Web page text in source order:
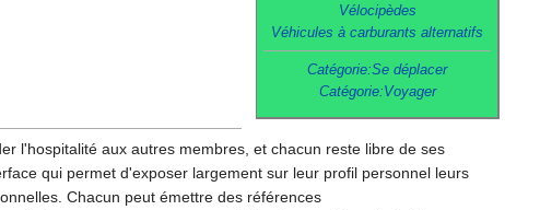
Vélocipèdes
Véhicules à carburants alternatifs
Catégorie:Se déplacer
Catégorie:Voyager
l'hospitalité aux autres membres, et chacun reste libre de ses
qui permet d'exposer largement sur leur profil personnel leurs
Chacun peut émettre des références